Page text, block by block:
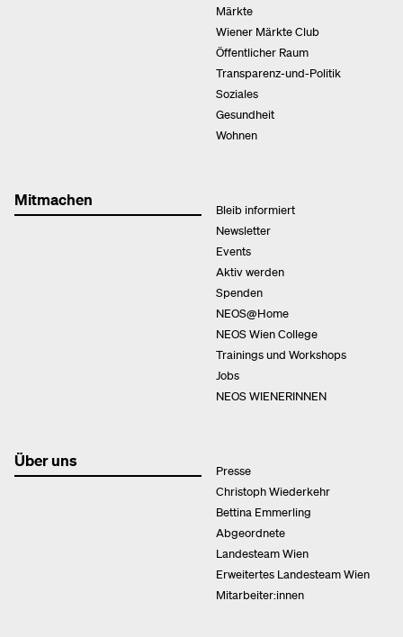
Märkte
Wiener Märkte Club
Öffentlicher Raum
Transparenz-und-Politik
Soziales
Gesundheit
Wohnen
Mitmachen
Bleib informiert
Newsletter
Events
Aktiv werden
Spenden
NEOS@Home
NEOS Wien College
Trainings und Workshops
Jobs
NEOS WIENERINNEN
Über uns
Presse
Christoph Wiederkehr
Bettina Emmerling
Abgeordnete
Landesteam Wien
Erweitertes Landesteam Wien
Mitarbeiter:innen